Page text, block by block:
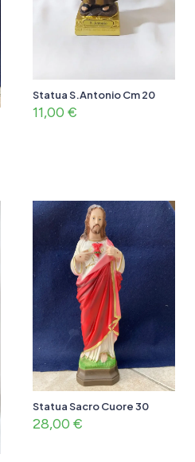
Statua S.Antonio Cm 20
11,00 €
Statua Sacro Cuore 30
28,00 €